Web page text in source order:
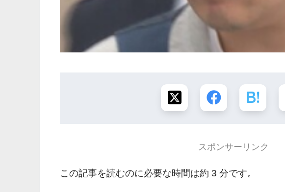
スポンサーリンク
この記事を読むのに必要な時間は約 3 分です。